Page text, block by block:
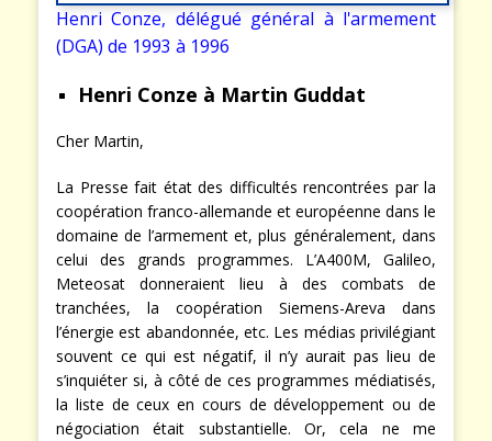
Henri Conze, délégué général à l'armement
(DGA) de 1993 à 1996
Henri Conze à Martin Guddat
Cher Martin,
La Presse fait état des difficultés rencontrées par la
coopération franco-allemande et européenne dans le
domaine de l’armement et, plus généralement, dans
celui des grands programmes. L’A400M, Galileo,
Meteosat donneraient lieu à des combats de
tranchées, la coopération Siemens-Areva dans
l’énergie est abandonnée, etc. Les médias privilégiant
souvent ce qui est négatif, il n’y aurait pas lieu de
s’inquiéter si, à côté de ces programmes médiatisés,
la liste de ceux en cours de développement ou de
négociation était substantielle. Or, cela ne me